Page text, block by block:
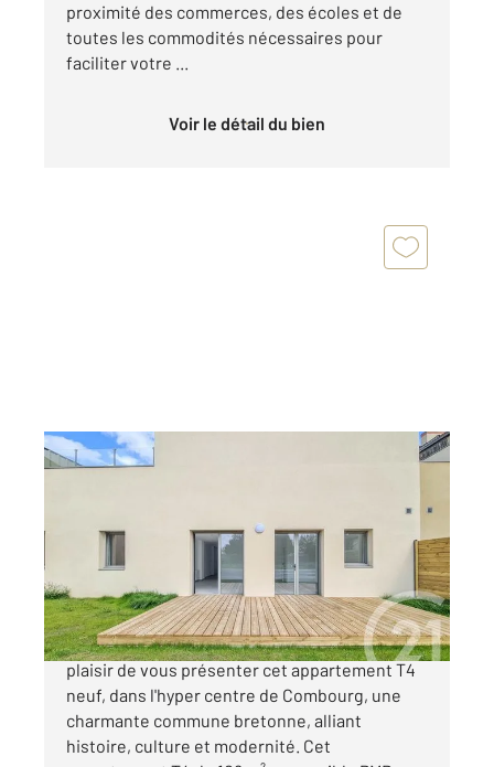
proximité des commerces, des écoles et de
toutes les commodités nécessaires pour
faciliter votre ...
Voir le détail du bien
COMBOURG 35
Appartement T4 à vendre
340 000 €
Century 21 Dréano immobilier Combourg a le
plaisir de vous présenter cet appartement T4
neuf, dans l'hyper centre de Combourg, une
charmante commune bretonne, alliant
histoire, culture et modernité. Cet